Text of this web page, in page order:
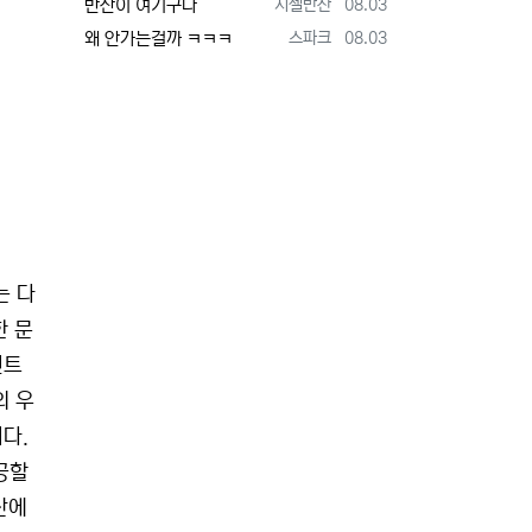
다
문
우
.
할
지젤반찬 08.03
반찬이 여기구나
등록자
스파크 등록일
08.03
왜 안가는걸까 ㅋㅋㅋ